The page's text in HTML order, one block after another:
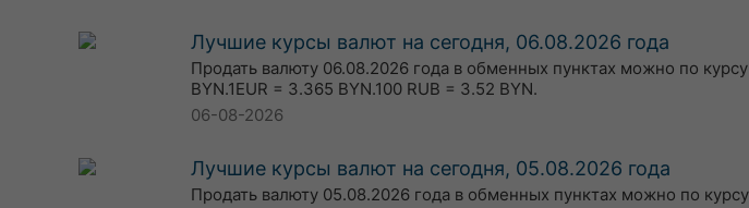
Лучшие курсы валют на сегодня, 06.08.2026 года
Продать валюту 06.08.2026 года в обменных пунктах можно по
BYN.1EUR = 3.365 BYN.100 RUB = 3.52 BYN.
06-08-2026
Лучшие курсы валют на сегодня, 05.08.2026 года
Продать валюту 05.08.2026 года в обменных пунктах можно по